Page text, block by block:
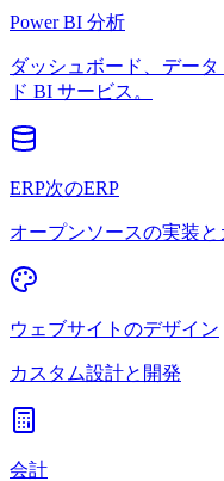
Power BI 分析
ダッシュボード、デー
ド BI サービス。
ERP次のERP
オープンソースの実装
ウェブサイトのデザイン
カスタム設計と開発
会計